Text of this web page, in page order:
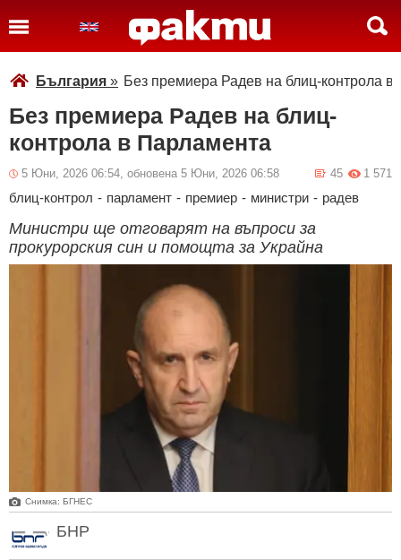
България » Без премиера Радев на блиц-контрола в
Без премиера Радев на блиц-
контрола в Парламента
5 Юни, 2026 06:54, обновена 5 Юни, 2026 06:58 1 571
45
блиц-контрол - парламент - премиер - министри - радев
Министри ще отговарят на въпроси за
прокурорския син и помощта за Украйна
Снимка: БГНЕС
БНР